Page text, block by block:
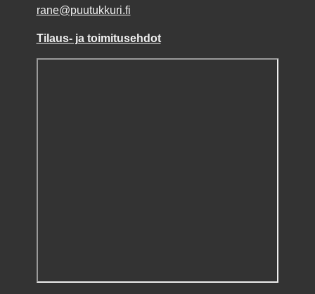
rane@puutukkuri.fi
Tilaus- ja toimitusehdot